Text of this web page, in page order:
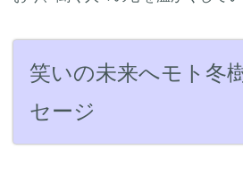
笑いの未来へモト冬
セージ